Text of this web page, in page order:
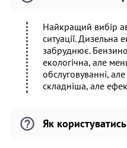
Найкращий вибір
ситуації. Дизельна
забруднює.
екологічна, але
обслуговуванні,
складніша, але
Як